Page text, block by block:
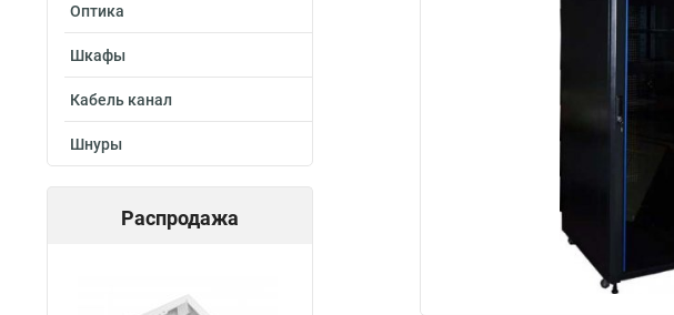
Оптика
Шкафы
Кабель канал
Шнуры
Распродажа